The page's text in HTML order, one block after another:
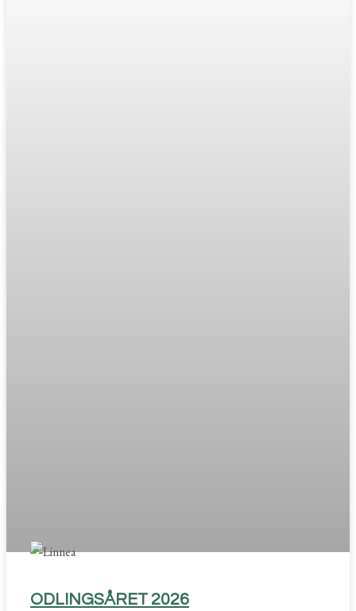
ODLINGSÅRET 2026